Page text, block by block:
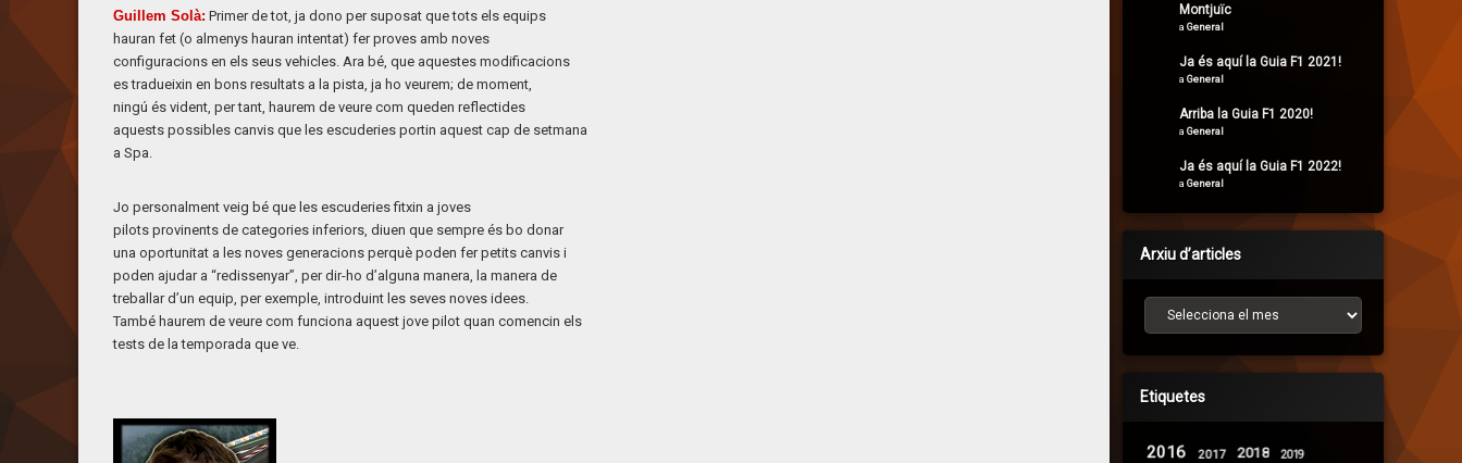
Guillem Solà: Primer de tot, ja dono per suposat que tots els equips
hauran fet (o almenys hauran intentat) fer proves amb noves
configuracions en els seus vehicles. Ara bé, que aquestes modificacions
es tradueixin en bons resultats a la pista, ja ho veurem; de moment,
ningú és vident, per tant, haurem de veure com queden reflectides
aquests possibles canvis que les escuderies portin aquest cap de setmana
a Spa.
Jo personalment veig bé que les escuderies fitxin a joves
pilots provinents de categories inferiors, diuen que sempre és bo donar
una oportunitat a les noves generacions perquè poden fer petits canvis i
poden ajudar a “redissenyar”, per dir-ho d’alguna manera, la manera de
treballar d’un equip, per exemple, introduint les seves noves idees.
També haurem de veure com funciona aquest jove pilot quan comencin els
tests de la temporada que ve.
Montjuïc
a General
Ja és aquí la Guia F1 2021!
a General
Arriba la Guia F1 2020!
a General
Ja és aquí la Guia F1 2022!
a General
Arxiu d’articles
Arxiu d’articles
Etiquetes
2016 2017 2018 2019